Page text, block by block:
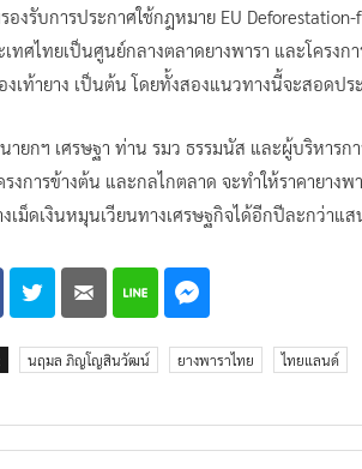
องรับการประกาศใช้กฎหมาย EU
เทศไทยเป็นศูนย์กลางตลาดยางพารา และโครง
งเท้ายาง เป็นต้น โดยทั้งสองแนวทางนี้จะสอดปร
ายกฯ เศรษฐา ท่าน รมว ธรรมนัส และผู้บริหาร
รงการข้างต้น และกลไกตลาด จะทำให้ราคายาง
งเม็ดเงินหมุนเวียนทางเศรษฐกิจได้อีกปีละกว่า
นฤมล ภิญโญสินวัฒน์ ยางพาราไทย ไทยแลนด์